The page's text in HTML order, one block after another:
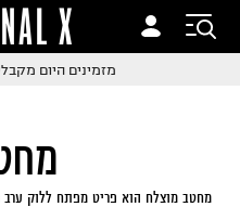
X
החלפות והחזרות
מחטב מוצלח הוא פריט מפתח ללוק ערב